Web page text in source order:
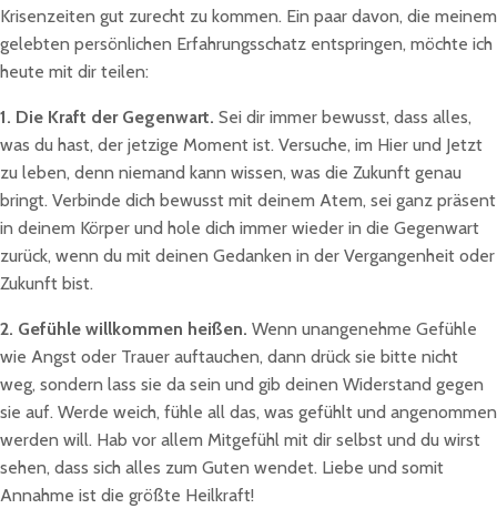
Krisenzeiten gut zurecht zu kommen. Ein paar davon, die meinem
gelebten persönlichen Erfahrungsschatz entspringen, möchte ich
heute mit dir teilen:
1. Die Kraft der Gegenwart. Sei dir immer bewusst, dass alles,
was du hast, der jetzige Moment ist. Versuche, im Hier und Jetzt
zu leben, denn niemand kann wissen, was die Zukunft genau
bringt. Verbinde dich bewusst mit deinem Atem, sei ganz präsent
in deinem Körper und hole dich immer wieder in die Gegenwart
zurück, wenn du mit deinen Gedanken in der Vergangenheit oder
Zukunft bist.
2. Gefühle willkommen heißen. Wenn unangenehme Gefühle
wie Angst oder Trauer auftauchen, dann drück sie bitte nicht
weg, sondern lass sie da sein und gib deinen Widerstand gegen
sie auf. Werde weich, fühle all das, was gefühlt und angenommen
werden will. Hab vor allem Mitgefühl mit dir selbst und du wirst
sehen, dass sich alles zum Guten wendet. Liebe und somit
Annahme ist die größte Heilkraft!